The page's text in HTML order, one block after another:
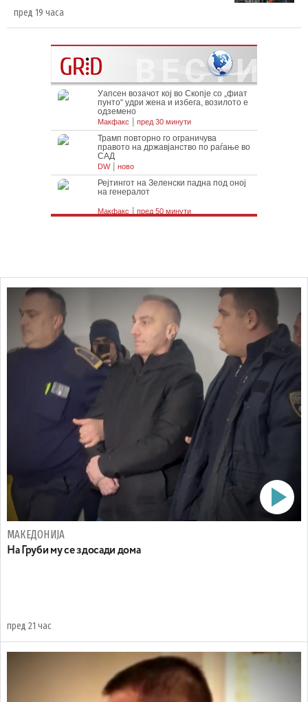
пред 19 часа
МАКЕДОНИЈА
На Груби му се здосади дома
пред 21 час